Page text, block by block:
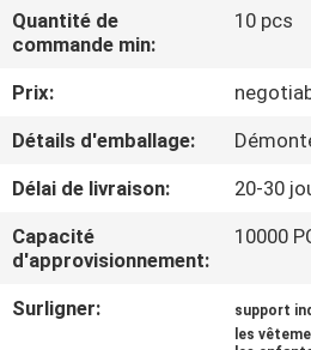
VISITE
D'USINE
CONTRÔLE
DE
QUALITÉ
CONTACTEZ-
Quantité de
commande min:
10 pcs
Prix:
Détails d'emballage:
Délai de livraison:
20-30
Capacité
d'approvisionnement:
10000
Surligner: support
les